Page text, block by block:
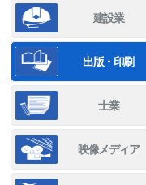
建設業
出版・印刷
士業
映像メディア